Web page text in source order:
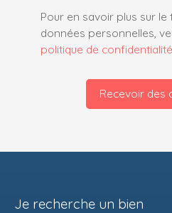
Pour en savoir plus sur
données personnelles,
politique de confidentialité
Recevoir des
Je recherche un bien